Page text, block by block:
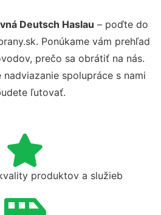
Deutsch Haslau – poďte do
Ponúkame vám prehľad
prečo sa obrátiť na nás.
nadviazanie spolupráce s nami
ľutovať.
produktov a služieb